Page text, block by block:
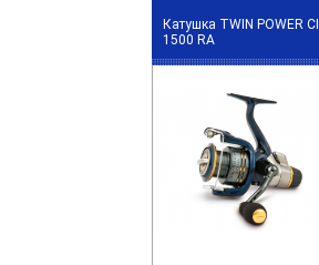
Катушка TWIN POWER
1500 RA